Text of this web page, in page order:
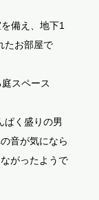
備え、地下1
たお部屋で
スペース
ぱく盛りの男
音が気になら
がったようで